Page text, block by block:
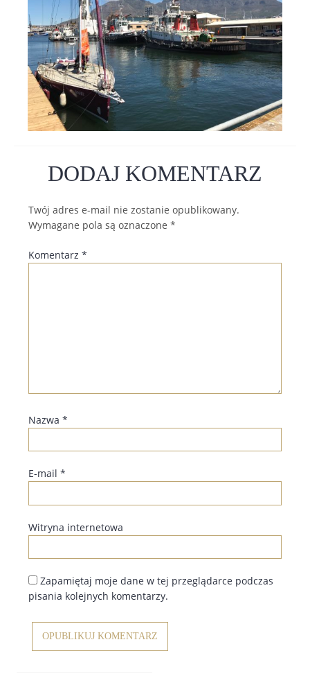
DODAJ KOMENTARZ
Twój adres e-mail nie zostanie opublikowany.
Wymagane pola są oznaczone *
Komentarz *
Nazwa *
E-mail *
Witryna internetowa
Zapamiętaj moje dane w tej przeglądarce podczas
pisania kolejnych komentarzy.